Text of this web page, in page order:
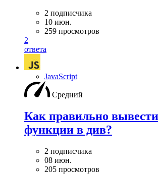
2 подписчика
10 июн.
259 просмотров
2
ответа
JavaScript
Средний
Как правильно
функции в див?
2 подписчика
08 июн.
205 просмотров